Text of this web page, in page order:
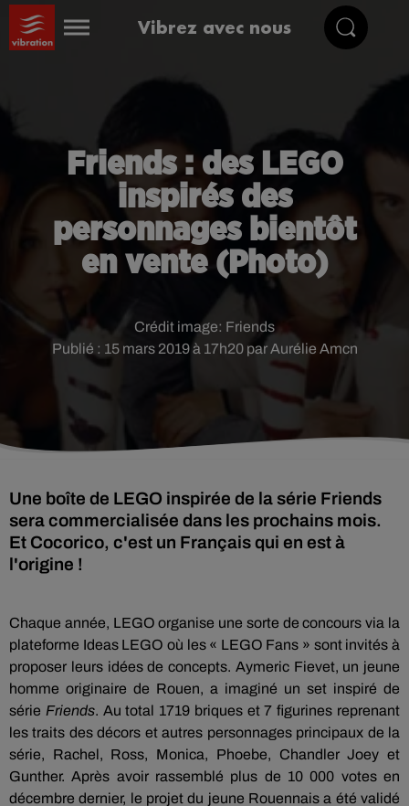
Vibrez avec nous
Friends : des LEGO
inspirés des
personnages bientôt
en vente (Photo)
Publié : 15 mars 2019 à 17h20 par Aurélie Amcn
Crédit image: Friends
Une boîte de LEGO inspirée de la série Friends
sera commercialisée dans les prochains mois.
Et Cocorico, c'est un Français qui en est à
l'origine !
Chaque année, LEGO organise une sorte de concours via la
plateforme Ideas LEGO où les « LEGO Fans » sont invités à
proposer leurs idées de concepts. Aymeric Fievet, un jeune
homme originaire de Rouen, a imaginé un set inspiré de
série Friends. Au total 1719 briques et 7 figurines reprenant
les traits des décors et autres personnages principaux de la
série, Rachel, Ross, Monica,
Phoebe, Chandler Joey et
Gunther. Après avoir rassemblé plus de 10 000 votes en
décembre dernier, le projet du jeune Rouennais a été validé